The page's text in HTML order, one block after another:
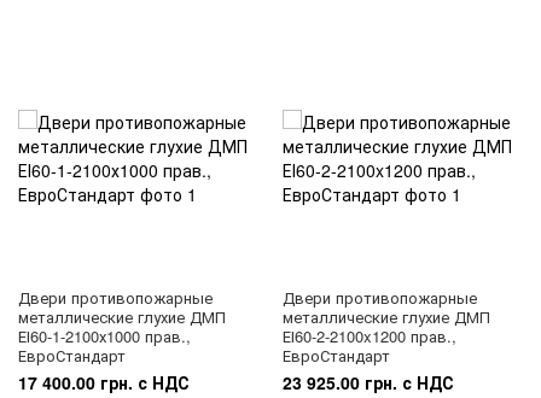
Двери противопожарные
металлические глухие ДМП
ЕІ60-1-2100х1000 прав.,
ЕвроСтандарт
17 400.00 грн. с НДС
Двери противопожарные
металлические глухие ДМП
ЕІ60-2-2100x1200 прав.,
ЕвроСтандарт
23 925.00 грн. с НДС